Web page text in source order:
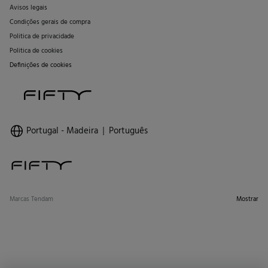
Avisos legais
Condições gerais de compra
Politica de privacidade
Politica de cookies
Definições de cookies
Portugal - Madeira Português
Marcas Tendam Mostrar